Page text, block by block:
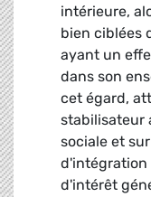
intérieure,
bien ciblées
ayant un
dans son
cet égard,
stabilisateur
sociale et
d'intégration
d'intérêt